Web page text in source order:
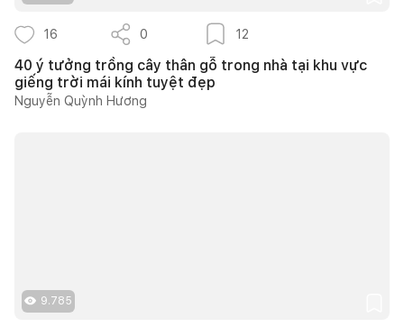
16 0 12
40 ý tưởng trồng cây thân gỗ trong nhà tại khu vực
giếng trời mái kính tuyệt đẹp
Nguyễn Quỳnh Hương
9.785